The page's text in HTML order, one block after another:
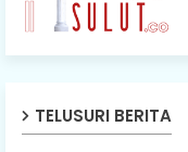
TELUSURI BERITA